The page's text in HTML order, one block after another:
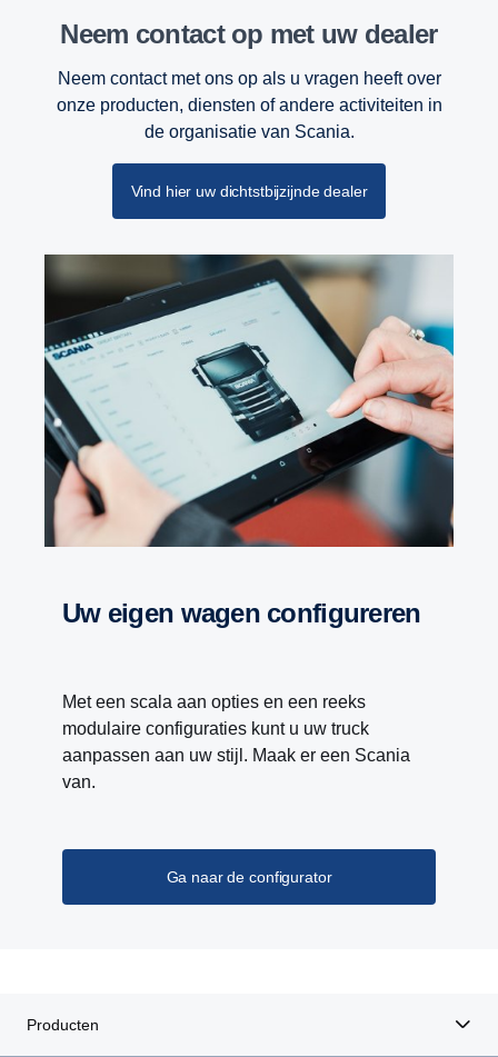
Neem contact op met uw dealer
Neem contact met ons op als u vragen heeft over
onze producten, diensten of andere activiteiten in
de organisatie van Scania.
Vind hier uw dichtstbijzijnde dealer
Uw eigen wagen configureren
Met een scala aan opties en een reeks
modulaire configuraties kunt u uw truck
aanpassen aan uw stijl. Maak er een Scania
van.
Ga naar de configurator
Producten